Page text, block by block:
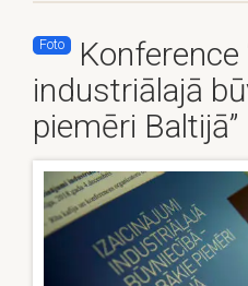
Foto
Konference
industriālajā
piemēri Baltijā”